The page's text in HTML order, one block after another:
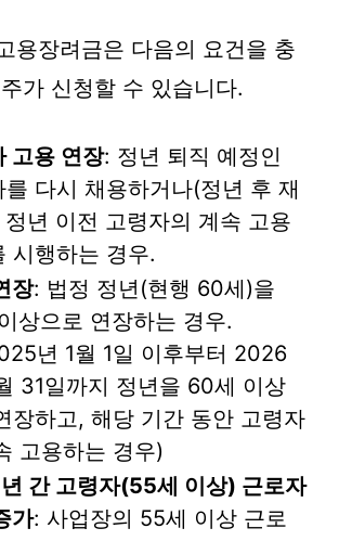
용장려금은 다음의 요건을 충
가 신청할 수 있습니다.
고용 연장: 정년 퇴직 예정인
를 다시 채용하거나(정년 후 재
년 이전 고령자의 계속 고용
시행하는 경우.
장: 법정 정년(현행 60세)을
상으로 연장하는 경우.
년 1월 1일 이후부터 2026
31일까지 정년을 60세 이상
장하고, 해당 기간 동안 고령자
고용하는 경우)
간 고령자(55세 이상) 근로자
가: 사업장의 55세 이상 근로